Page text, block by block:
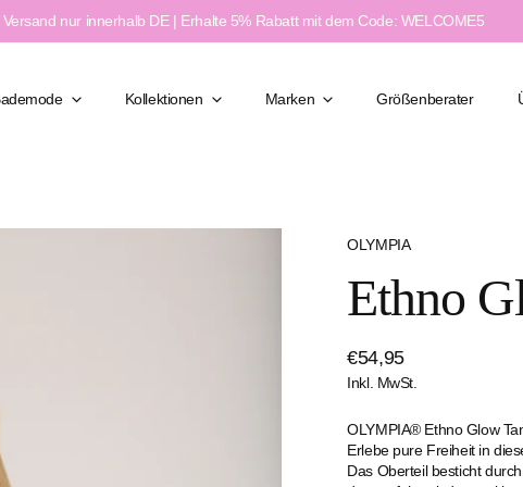
Versand nur innerhalb DE | Erhalte 5% Rabatt mit dem Code: WELCOME5
Kollektionen Marken Größenberater
OLYMPIA
Ethno
Regulärer
Preis
€54,95
Inkl. MwSt.
OLYMPIA® Ethno Glow
Erlebe pure Freiheit in
Das Oberteil besticht